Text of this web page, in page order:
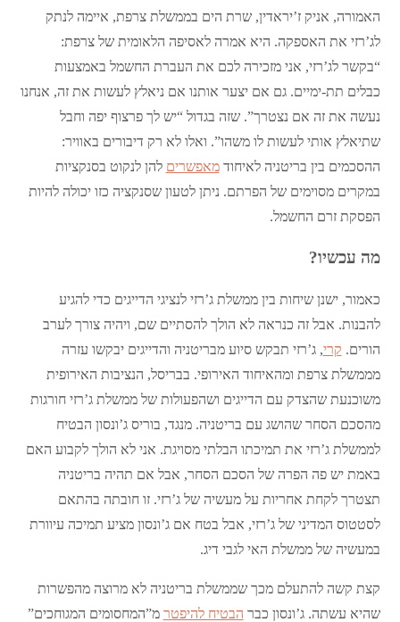
האמורה, אניק ז’יראדין, שרת הים בממשלת צרפת, איימה לנתק
לג’רזי את האספקה. היא אמרה לאסיפה הלאומית של צרפת:
“בקשר לג’רזי, אני מזכירה לכם את העברת החשמל באמצעות
כבלים תת-ימיים. גם אם יצער אותנו אם ניאלץ לעשות את זה, אנחנו
נעשה את זה אם נצטרך”. שזה בגדול “יש לך פרצוף יפה וחבל
שתיאלץ אותי לעשות לו משהו”. ואלו לא רק דיבורים באוויר:
ההסכמים בין בריטניה לאיחודמאפשרים להן לנקוט בסנקציות
במקרים מסוימים של הפרתם. ניתן לטעון שסנקציה כזו יכולה להיות
הפסקת זרם החשמל.
מה עכשיו?
כאמור, ישנן שיחות בין ממשלת ג’רזי לנציגי הדייגים כדי להגיע
להבנות. אבל זה כנראה לא הולך להסתיים שם, ויהיה צורך לערב
הורים. קרי, ג’רזי תבקש סיוע מבריטניה והדייגים יבקשו עזרה
מממשלת צרפת ומהאיחוד האירופי. בבריסל, הנציבות האירופית
משוכנעת שהצדק עם הדייגים ושהפעולות של ממשלת ג’רזי חורגות
מהסכם הסחר שהושג עם בריטניה. מנגד, בוריס ג’ונסון הבטיח
לממשלת ג’רזי את תמיכתו הבלתי מסויגת. אני לא הולך לקבוע האם
באמת יש פה הפרה של הסכם הסחר, אבל אם תהיה בריטניה
תצטרך לקחת אחריות על מעשיה של ג’רזי. זו חובתה בהתאם
לסטטוס המדיני של ג’רזי, אבל בטח אם ג’ונסון מציע תמיכה עיוורת
במעשיה של ממשלת האי לגבי דיג.
קצת קשה להתעלם מכך שממשלת בריטניה לא מרוצה מהפשרות
שהיא עשתה. ג’ונסון כבר הבטיח להיפטר מ”המחסומים המגוחכים”